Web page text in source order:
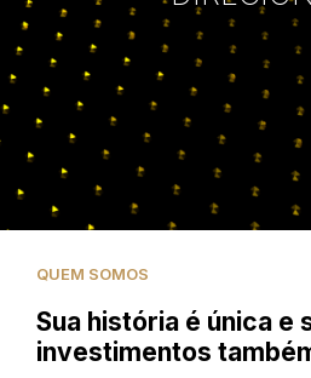
QUEM SOMOS
Sua história é única e
investimentos